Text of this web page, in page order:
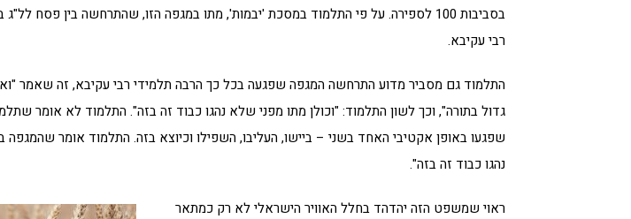
רבי עקיבא.
התלמוד גם מסביר מדוע התרחשה המגפה שפגעה בכל כך הרבה תלמידי רבי עקיבא, זה שאמר
גדול בתורה", וכך לשון התלמוד: "וכולן מתו מפני שלא נהגו כבוד זה בזה". התלמוד לא אומר
שפגעו באופן אקטיבי האחד בשני – ביישו, העליבו, השפילו וכיוצא בזה. התלמוד אומר
נהגו כבוד זה בזה".
ראוי שמשפט הזה יהדהד בחלל האוויר הישראלי לא רק כמתאר